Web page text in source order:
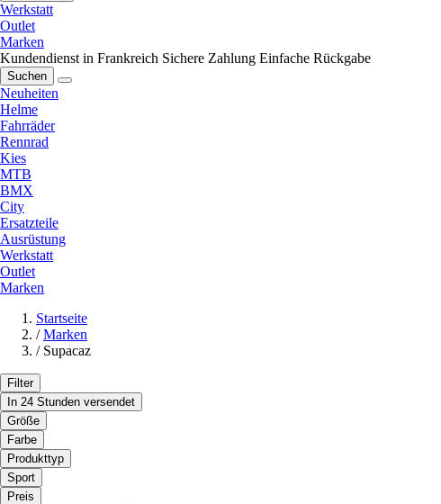
Werkstatt
Outlet
Marken
Kundendienst in Frankreich Sichere Zahlung Einfache Rückgabe
Suchen
Neuheiten
Helme
Fahrräder
Rennrad
Kies
MTB
BMX
City
Ersatzteile
Ausrüstung
Werkstatt
Outlet
Marken
Startseite
/ Marken
/ Supacaz
Filter
In 24 Stunden versendet
Größe
Farbe
Produkttyp
Sport
Preis